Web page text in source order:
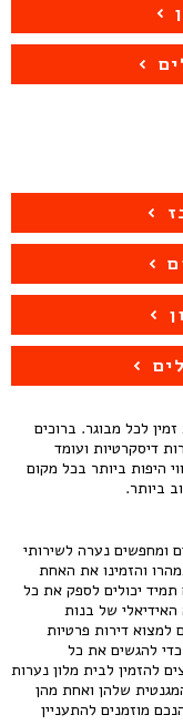
לכל מבוגר. ברוכים
דיסקרטיות ועומד
היפות ביותר בכל מקום
ביותר.
ומחפשים נערה לשירותי
והזמינו את האחת
יכולים לספק את כל
של בנות
למצוא דירות פרטיות
להגשים את כל
להזמין לבית מלון נערות
שלהן ואחת מהן
מוזמנים להתעניין